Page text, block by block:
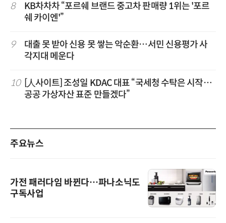
8
KB차차차 “포르쉐 브랜드 중고차 판매량 1위는 '포르
쉐 카이엔'”
9
대출 못 받아 신용 못 쌓는 악순환…서민 신용평가 사
각지대 메운다
10
[人사이트] 조성일 KDAC 대표 “국세청 수탁은 시작…
공공 가상자산 표준 만들겠다”
주요뉴스
가전 패러다임 바뀐다…파나소닉도
구독사업